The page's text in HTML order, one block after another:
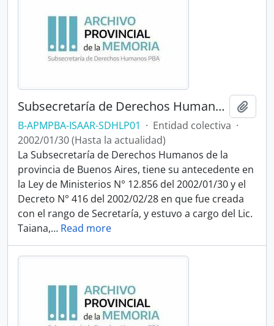
Subsecretaría de Derechos Humanos de la Provincia de Buenos Aires
B-APMPBA-ISAAR-SDHLP01 · Entidad colectiva ·
2002/01/30 (Hasta la actualidad)
La Subsecretaría de Derechos Humanos de la
provincia de Buenos Aires, tiene su antecedente en
la Ley de Ministerios N° 12.856 del 2002/01/30 y el
Decreto N° 416 del 2002/02/28 en que fue creada
con el rango de Secretaría, y estuvo a cargo del Lic.
Taiana,… Read more